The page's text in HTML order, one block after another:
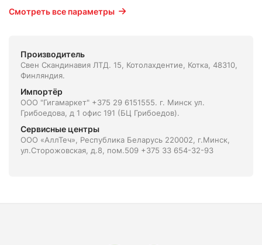
Смотреть все параметры
Производитель
Свен Скандинавия ЛТД. 15, Котолахдентие, Котка, 48310,
Финляндия.
Импортёр
ООО "Гигамаркет" +375 29 6151555. г. Минск ул.
Грибоедова, д 1 офис 191 (БЦ Грибоедов).
Сервисные центры
ООО «АллТеч», Республика Беларусь 220002, г.Минск,
ул.Сторожовская, д.8, пом.509 +375 33 654-32-93